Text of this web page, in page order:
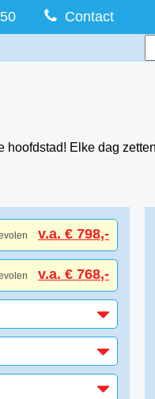
Contact
Elke dag
v.a. € 798,-
v.a. € 768,-